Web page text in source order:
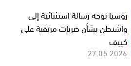
روسيا توجه رسالة استثنائية إلى
واشنطن بشأن ضربات مرتقبة على
كييف
27.05.2026